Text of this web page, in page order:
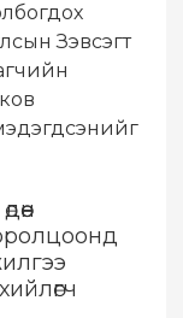
Зэвсэгт